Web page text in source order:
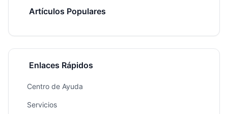
Artículos Populares
Enlaces Rápidos
Centro de Ayuda
Servicios